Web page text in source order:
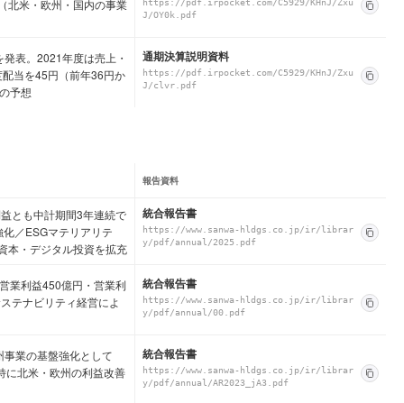
北米・欧州・国内の事業
https://pdf.irpocket.com/C5929/KHnJ/Zxu
J/OY0k.pdf
表。2021年度は売上・
当を45円（前年36円か
予想
通期決算説明資料
https://pdf.irpocket.com/C5929/KHnJ/Zxu
J/clvr.pdf
報告資料
とも中計期間3年連続で
／ESGマテリアリテ
本・デジタル投資を拡充
統合報告書
https://www.sanwa-hldgs.co.jp/ir/librar
y/pdf/annual/2025.pdf
業利益450億円・営業利
テナビリティ経営によ
統合報告書
https://www.sanwa-hldgs.co.jp/ir/librar
y/pdf/annual/00.pdf
業の基盤強化として
に北米・欧州の利益改善
統合報告書
https://www.sanwa-hldgs.co.jp/ir/librar
y/pdf/annual/AR2023_jA3.pdf